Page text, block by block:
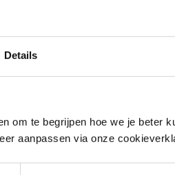
Details
om te begrijpen hoe we je beter
aanpassen via onze